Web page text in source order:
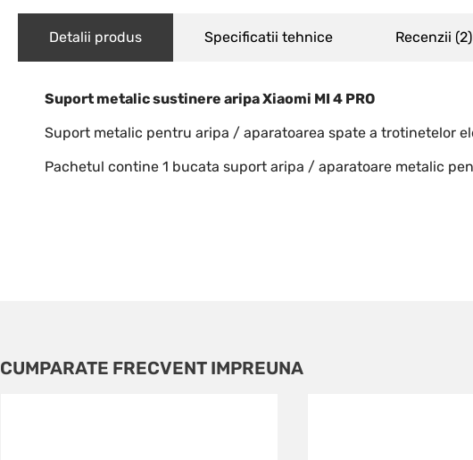
Detalii produs Specificatii tehnice Recenzii (2)
Suport metalic sustinere aripa Xiaomi MI 4 PRO
Suport metalic pentru aripa / aparatoarea spate a trotinetelor
Pachetul contine 1 bucata suport aripa / aparatoare metalic
CUMPARATE FRECVENT IMPREUNA